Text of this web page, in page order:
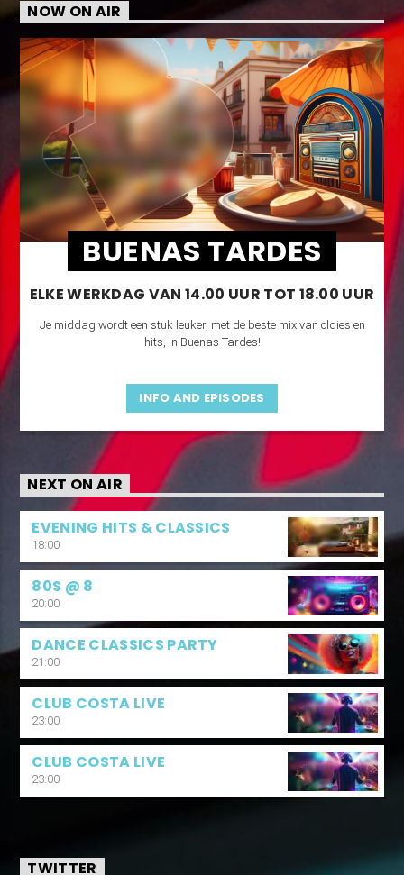
NOW ON AIR
BUENAS TARDES
ELKE WERKDAG VAN 14.00 UUR TOT 18.00 UUR
Je middag wordt een stuk leuker, met de beste mix van oldies en
hits, in Buenas Tardes!
INFO AND EPISODES
NEXT ON AIR
EVENING HITS & CLASSICS
18:00
80S @ 8
20:00
DANCE CLASSICS PARTY
21:00
CLUB COSTA LIVE
23:00
CLUB COSTA LIVE
23:00
TWITTER